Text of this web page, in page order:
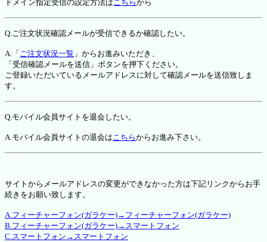
ドメイン指定受信の設定方法はこちらから
Q.ご注文状況確認メールが受信できるか確認したい。
A.「 ご注文状況一覧 」からお進みいただき、
「受信確認メールを送信」ボタンを押下ください。
ご登録いただいているメールアドレスに対して確認メールを送信致しま
す。
Q.モバイル会員サイトを退会したい。
A.モバイル会員サイトの退会はこちらからお進み下さい。
サイトからメールアドレスの変更ができなかった方は下記リンクからお手
続きをお願い致します。
A.フィーチャーフォン(ガラケー)→フィーチャーフォン(ガラケー)
B.フィーチャーフォン(ガラケー)→スマートフォン
C.スマートフォン→スマートフォン